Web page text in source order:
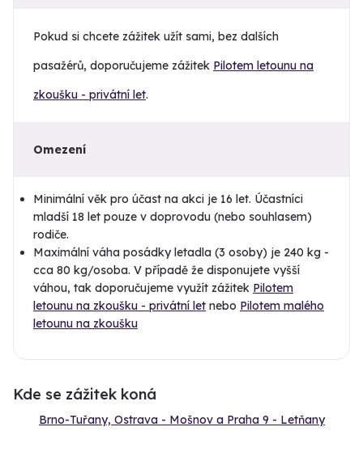
Pokud si chcete zážitek užít sami, bez dalších
pasažérů, doporučujeme zážitek Pilotem letounu na
zkoušku - privátní let.
Omezení
Minimální věk pro účast na akci je 16 let. Účastníci
mladší 18 let pouze v doprovodu (nebo souhlasem)
rodiče.
Maximální váha posádky letadla (3 osoby) je 240 kg -
cca 80 kg/osoba. V případě že disponujete vyšší
váhou, tak doporučujeme využít zážitek Pilotem
letounu na zkoušku - privátní let nebo Pilotem malého
letounu na zkoušku
Kde se zážitek koná
Brno-Tuřany, Ostrava - Mošnov a Praha 9 - Letňany